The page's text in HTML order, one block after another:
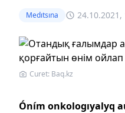
Medıtsına 24.10.2021,
Curet: Baq.kz
Óním onkologıyalyq